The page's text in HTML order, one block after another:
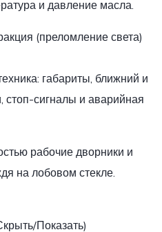
и давление масла.
(преломление света)
габариты, ближний и
стоп-сигналы и аварийная
рабочие дворники и
на лобовом стекле.
Показать)